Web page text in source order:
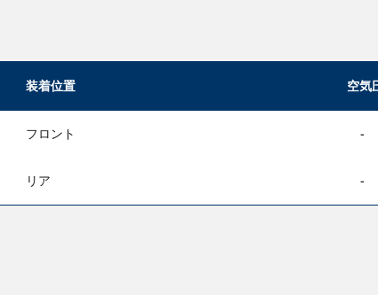
装着位置 空気
フロント -
リア -